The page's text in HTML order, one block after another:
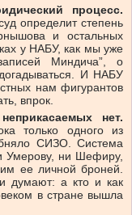
процесс.
определит степень
и остальных
у НАБУ, как мы уже
Миндича”, о
И НАБУ
нам фигурантов
впрок.
неприкасаемых
нет.
только одного из
СИЗО. Система
Умерову, ни Шефиру,
ее личной броней.
думают: а кто и как
в стране вышла